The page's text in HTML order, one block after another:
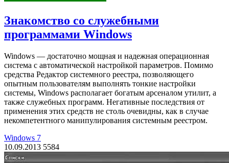
Знакомство со служебными
программами Windows
Windows — достаточно мощная и надежная операционная
система с автоматической настройкой параметров. Помимо
средства Редактор системного реестра, позволяющего
опытным пользователям выполнять тонкие настройки
системы, Windows располагает богатым арсеналом утилит, а
также служебных программ. Негативные последствия от
применения этих средств не столь очевидны, как в случае
некомпетентного манипулирования системным реестром.
Windows 7
10.09.2013 5584